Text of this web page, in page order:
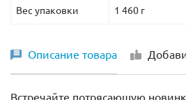
Вес упаковки 1 460 г
Описание товара
Встречайте потрясающую